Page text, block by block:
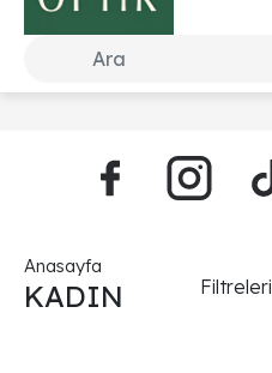
Anasayfa
KADIN Filtreleri